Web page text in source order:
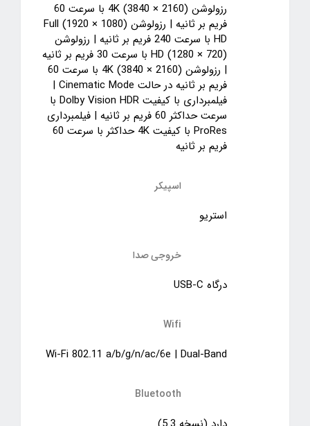
رزولوشن (2160 × 3840) 4K با سرعت 60
فریم بر ثانیه | رزولوشن (1080 × 1920) Full
HD با سرعت 240 فریم بر ثانیه | رزولوشن
(720 × 1280) HD با سرعت 30 فریم بر ثانیه
| رزولوشن (2160 × 3840) 4K با سرعت 60
فریم بر ثانیه در حالت Cinematic Mode |
فیلمبرداری با کیفیت Dolby Vision HDR با
سرعت حداکثر 60 فریم بر ثانیه | فیلمبرداری
ProRes با کیفیت 4K حداکثر با سرعت 60
فریم بر ثانیه
اسپیکر
استریو
خروجی صدا
درگاه USB-C
Wifi
Wi-Fi 802.11 a/b/g/n/ac/6e | Dual-Band
Bluetooth